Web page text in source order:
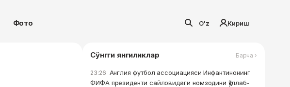
Фото O'z Кириш
Сўнгги янгиликлар Барча ›
23:26 Англия футбол ассоциацияси Инфантинонинг
ФИФА президенти сайловидаги номзодини қўллаб-